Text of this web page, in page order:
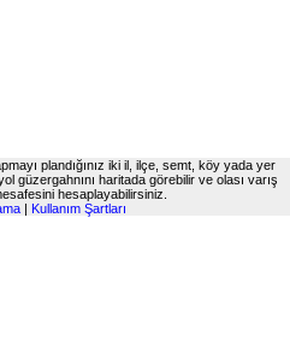
plandığınız iki il, ilçe, semt, köy yada yer
güzergahnını haritada görebilir ve olası varış
hesaplayabilirsiniz.
| Kullanım Şartları